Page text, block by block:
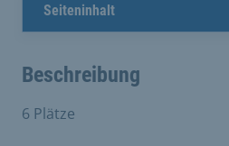
Seiteninhalt
Beschreibung
6 Plätze